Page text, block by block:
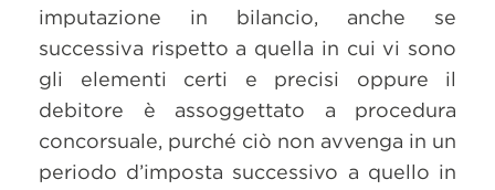
imputazione in bilancio, anche se
successiva rispetto a quella in cui vi sono
gli elementi certi e precisi oppure il
debitore è assoggettato a procedura
concorsuale, purché ciò non avvenga in un
periodo d’imposta successivo a quello in